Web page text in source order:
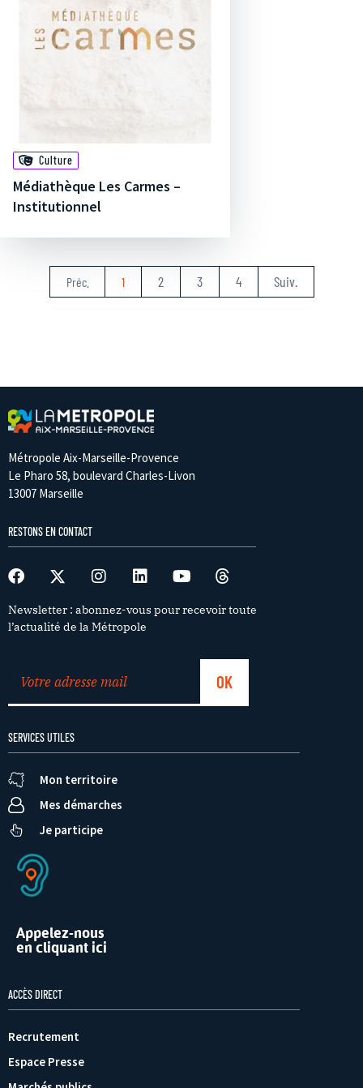
Culture
Médiathèque Les Carmes –
Institutionnel
Préc. 1 2 3 4 Suiv.
Métropole Aix-Marseille-Provence
Le Pharo 58, boulevard Charles-Livon
13007 Marseille
RESTONS EN CONTACT
Newsletter : abonnez-vous pour recevoir toute
l’actualité de la Métropole
SERVICES UTILES
Mon territoire
Mes démarches
Je participe
Appelez-nous
en cliquant ici
ACCÈS DIRECT
Recrutement
Espace Presse